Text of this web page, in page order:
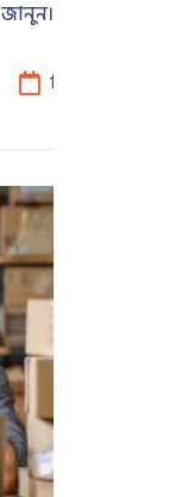
Google
ডিসে 15, 2025